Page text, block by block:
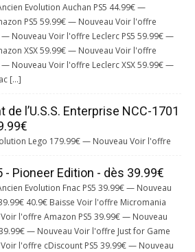
Evolution Auchan PS5 44.99€ —
PS5 59.99€ — Nouveau Voir l'offre
— Nouveau Voir l'offre Leclerc PS5 59.99€ —
XSX 59.99€ — Nouveau Voir l'offre
— Nouveau Voir l'offre Leclerc XSX 59.99€ —
[…]
de l’U.S.S. Enterprise NCC-1701
Lego 179.99€ — Nouveau Voir l'offre
- Pioneer Edition - dès 39.99€
Evolution Fnac PS5 39.99€ — Nouveau
40.9€ Baisse Voir l'offre Micromania
l'offre Amazon PS5 39.99€ — Nouveau
— Nouveau Voir l'offre Just for Game
l'offre cDiscount PS5 39.99€ — Nouveau